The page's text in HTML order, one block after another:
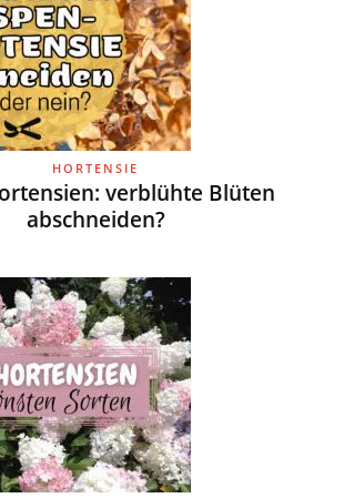
HORTENSIE
verblühte Blüten
abschneiden?